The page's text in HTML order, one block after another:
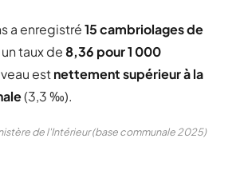
a enregistré15 cambriolages de
taux de8,36 pour 1 000
estnettement supérieur à la
(3,3 ‰).
de l'Intérieur (base communale 2025)